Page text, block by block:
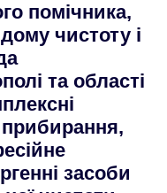
помічника,
чистоту і
та області
прибирання,
засоби